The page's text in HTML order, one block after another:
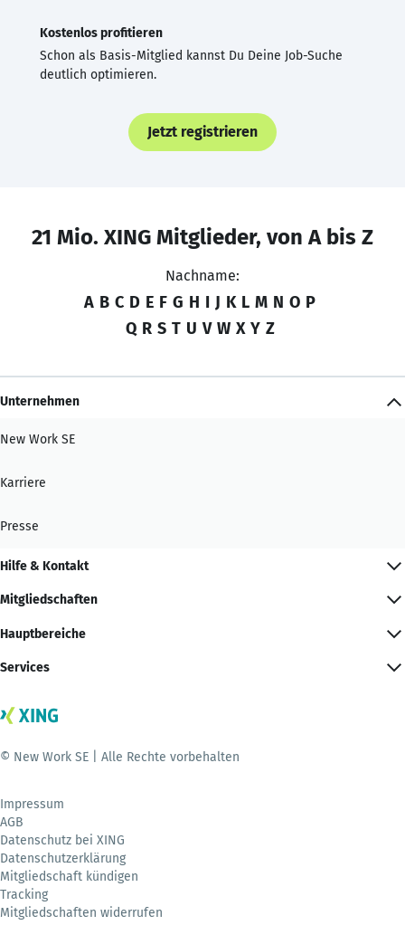
Kostenlos profitieren
Schon als Basis-Mitglied kannst Du Deine Job-Suche
deutlich optimieren.
Jetzt registrieren
21 Mio. XING Mitglieder, von A bis Z
Nachname:
A B C D E F G H I J K L M N O P
Q R S T U V W X Y Z
Unternehmen
New Work SE
Karriere
Presse
Hilfe & Kontakt
Mitgliedschaften
Hauptbereiche
Services
© New Work SE | Alle Rechte vorbehalten
Impressum
AGB
Datenschutz bei XING
Datenschutzerklärung
Mitgliedschaft kündigen
Tracking
Mitgliedschaften widerrufen